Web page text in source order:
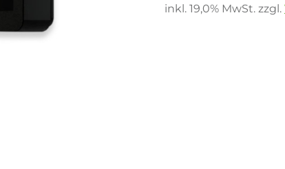
inkl. 19,0% MwSt. zzgl.